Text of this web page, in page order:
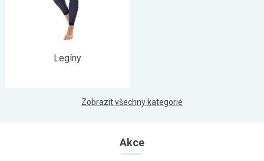
Legíny
Zobrazit všechny kategorie
Akce